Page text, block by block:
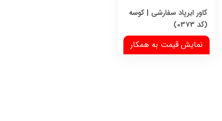
کاور ایرپاد سفارشی | کوسه
(کد 0373)
نمایش قیمت به همکار